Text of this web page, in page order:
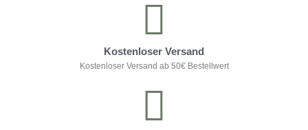
Kostenloser Versand
Kostenloser Versand ab 50€ Bestellwert